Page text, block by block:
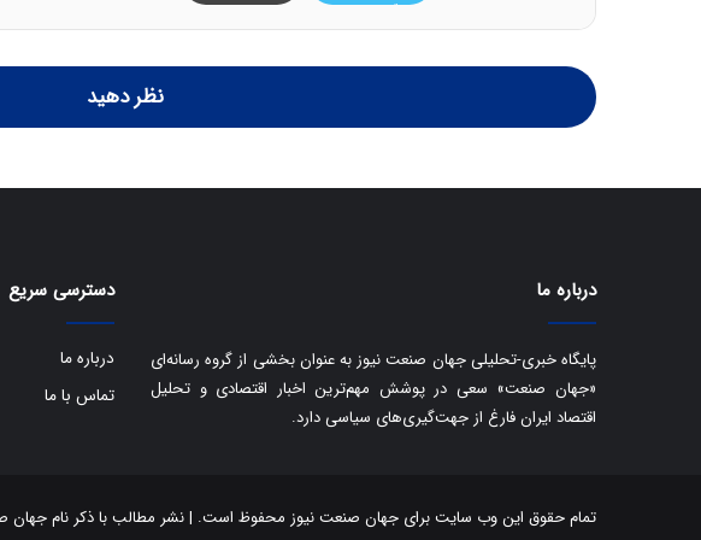
تر
نظر دهید
درباره ما
پایگاه خبری-تحلیلی جهان صنعت نیوز به عنوان بخشی از گروه رسانه‌ای
«جهان صنعت» سعی در پوشش مهم‌ترین اخبار اقتصادی و تحلیل
اقتصاد ایران فارغ از جهت‌گیری‌های سیاسی دارد.
دسترسی سریع
درباره ما
تماس با ما
تمام حقوق این وب سایت برای جهان صنعت نیوز محفوظ است. | نشر مطالب با ذکر نام جهان